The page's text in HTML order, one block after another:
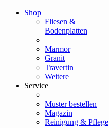
Shop
Fliesen &
Bodenplatten
Marmor
Granit
Travertin
Weitere
Service
Muster bestellen
Magazin
Reinigung & Pflege